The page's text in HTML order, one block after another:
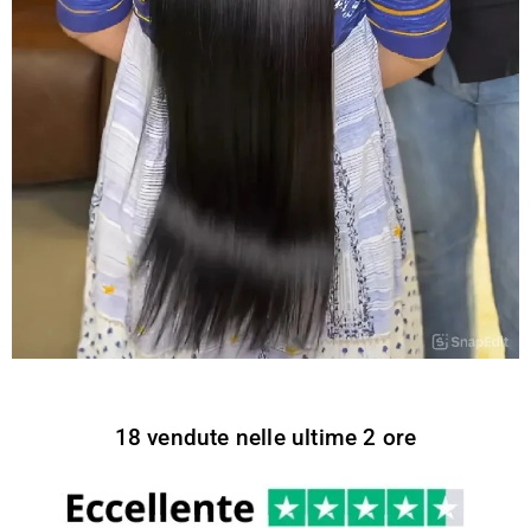
18 vendute nelle ultime 2 ore